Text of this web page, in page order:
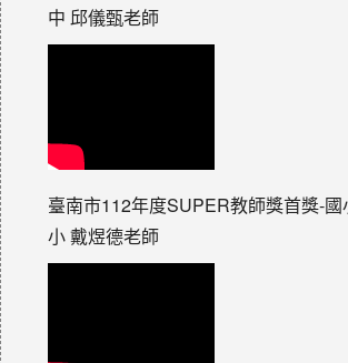
中 邱儀甄老師
臺南市112年度SUPER教師獎首獎-國
小 戴煜德老師